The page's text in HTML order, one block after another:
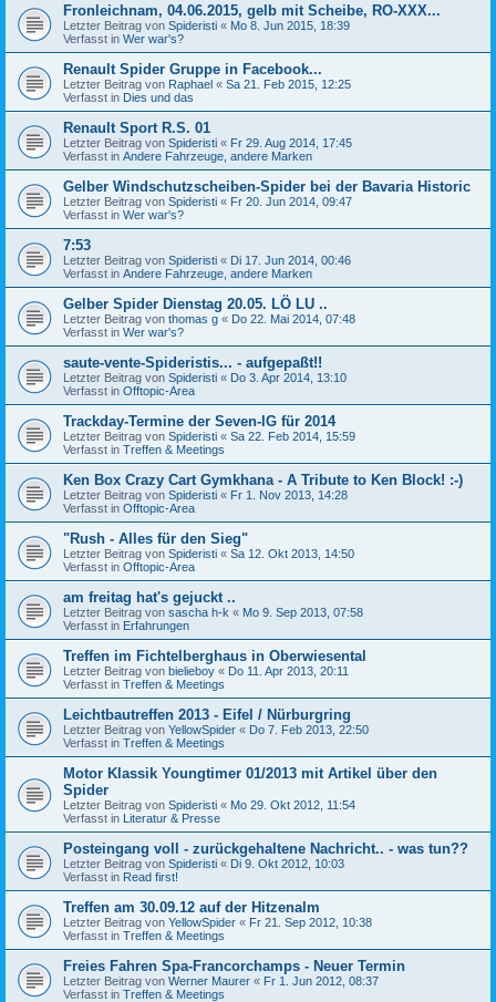
Fronleichnam, 04.06.2015, gelb mit Scheibe, RO-XXX...
Letzter Beitrag von Spideristi « Mo 8. Jun 2015, 18:39
Verfasst in Wer war's?
Renault Spider Gruppe in Facebook...
Letzter Beitrag von Raphael « Sa 21. Feb 2015, 12:25
Verfasst in Dies und das
Renault Sport R.S. 01
Letzter Beitrag von Spideristi « Fr 29. Aug 2014, 17:45
Verfasst in Andere Fahrzeuge, andere Marken
Gelber Windschutzscheiben-Spider bei der Bavaria Historic
Letzter Beitrag von Spideristi « Fr 20. Jun 2014, 09:47
Verfasst in Wer war's?
7:53
Letzter Beitrag von Spideristi « Di 17. Jun 2014, 00:46
Verfasst in Andere Fahrzeuge, andere Marken
Gelber Spider Dienstag 20.05. LÖ LU ..
Letzter Beitrag von thomas g « Do 22. Mai 2014, 07:48
Verfasst in Wer war's?
saute-vente-Spideristis... - aufgepaßt!!
Letzter Beitrag von Spideristi « Do 3. Apr 2014, 13:10
Verfasst in Offtopic-Area
Trackday-Termine der Seven-IG für 2014
Letzter Beitrag von Spideristi « Sa 22. Feb 2014, 15:59
Verfasst in Treffen & Meetings
Ken Box Crazy Cart Gymkhana - A Tribute to Ken Block! :-)
Letzter Beitrag von Spideristi « Fr 1. Nov 2013, 14:28
Verfasst in Offtopic-Area
"Rush - Alles für den Sieg"
Letzter Beitrag von Spideristi « Sa 12. Okt 2013, 14:50
Verfasst in Offtopic-Area
am freitag hat's gejuckt ..
Letzter Beitrag von sascha h-k « Mo 9. Sep 2013, 07:58
Verfasst in Erfahrungen
Treffen im Fichtelberghaus in Oberwiesental
Letzter Beitrag von bielieboy « Do 11. Apr 2013, 20:11
Verfasst in Treffen & Meetings
Leichtbautreffen 2013 - Eifel / Nürburgring
Letzter Beitrag von YellowSpider « Do 7. Feb 2013, 22:50
Verfasst in Treffen & Meetings
Motor Klassik Youngtimer 01/2013 mit Artikel über den
Spider
Letzter Beitrag von Spideristi « Mo 29. Okt 2012, 11:54
Verfasst in Literatur & Presse
Posteingang voll - zurückgehaltene Nachricht.. - was tun??
Letzter Beitrag von Spideristi « Di 9. Okt 2012, 10:03
Verfasst in Read first!
Treffen am 30.09.12 auf der Hitzenalm
Letzter Beitrag von YellowSpider « Fr 21. Sep 2012, 10:38
Verfasst in Treffen & Meetings
Freies Fahren Spa-Francorchamps - Neuer Termin
Letzter Beitrag von Werner Maurer « Fr 1. Jun 2012, 08:37
Verfasst in Treffen & Meetings